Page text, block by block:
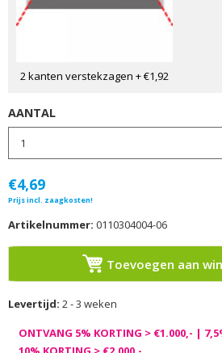
2 kanten verstekzagen + €1,92
AANTAL
€4,69
Prijs incl. zaagkosten!
Artikelnummer: 0110304004-06
Toevoegen aan
Levertijd: 2 - 3 weken
ONTVANG 5% KORTING > €1.000,- |